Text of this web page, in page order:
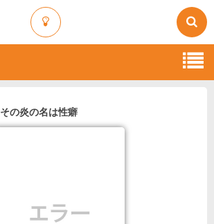
その炎の名は性癖